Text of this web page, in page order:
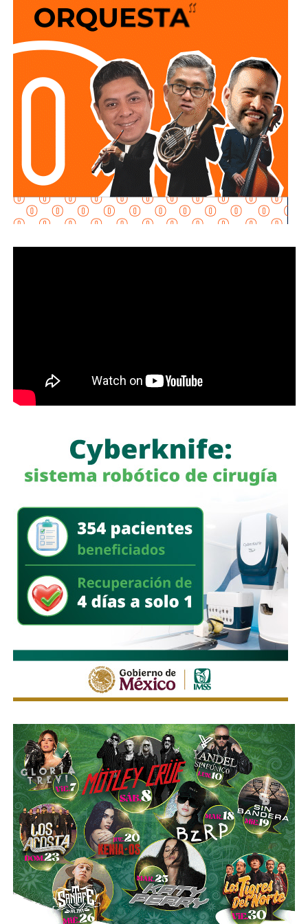
circulación más segura y brindar mejores condiciones
automovilistas, motociclistas, ciclistas y
peatones
que diariamente utilizan esta importante vialidad.
El Gobierno de la Capitalagradece la comprensión y
estas labores e invita arespetarla señalización